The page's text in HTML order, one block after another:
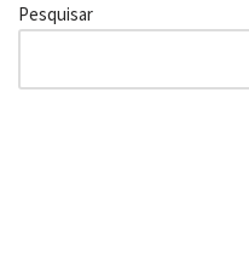
Pesquisar